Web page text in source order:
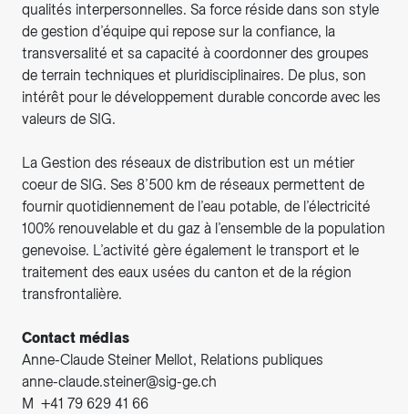
qualités interpersonnelles. Sa force réside dans son style
de gestion d’équipe qui repose sur la confiance, la
transversalité et sa capacité à coordonner des groupes
de terrain techniques et pluridisciplinaires. De plus, son
intérêt pour le développement durable concorde avec les
valeurs de SIG.
La Gestion des réseaux de distribution est un métier
coeur de SIG. Ses 8’500 km de réseaux permettent de
fournir quotidiennement de l’eau potable, de l’électricité
100% renouvelable et du gaz à l’ensemble de la population
genevoise. L’activité gère également le transport et le
traitement des eaux usées du canton et de la région
transfrontalière.
Contact médias
Anne-Claude Steiner Mellot, Relations publiques
anne-claude.steiner@sig-ge.ch
M +41 79 629 41 66